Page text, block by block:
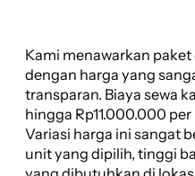
Kami menawarkan paket
dengan harga yang
transparan. Biaya sewa
hingga Rp11.000.000 per
Variasi harga ini sangat
unit yang dipilih, tinggi